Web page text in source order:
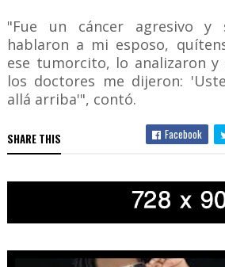
"Fue un cáncer agresivo y
hablaron a mi esposo,
ese tumorcito, lo analizaron y
los doctores me dijeron:
allá arriba'", contó.
SHARE THIS Facebook